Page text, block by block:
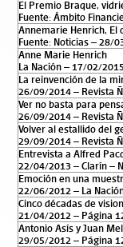
El Premio Braque,
Fuente: Ámbito
Annemarie Henrich, El
Fuente: Noticias – 28/
Anne Marie Henrich
La Nación – 17/02/2015
La reinvención de la
26/09/2014 – Revista Ñ
Ver no basta para
26/09/2014 – Revista Ñ
Volver al estallido del
29/09/2014 – Revista Ñ
Entrevista a Alfred
22/04/2013 – Clarín –
Emoción en una
22/06/2012 – La
Cinco décadas de
21/04/2012 – Página
Antonio Asís y Juan
29/05/2012 – Página